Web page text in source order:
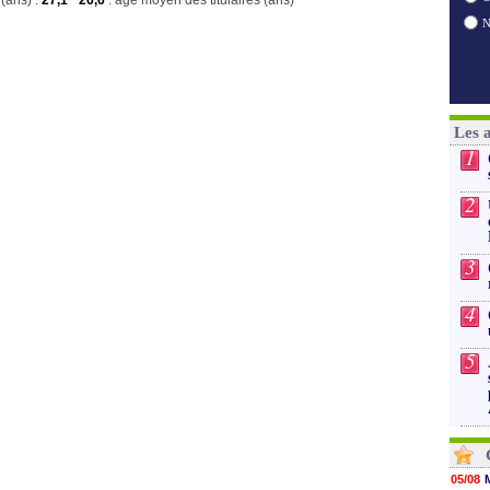
Les
1
2
3
4
5
05/08